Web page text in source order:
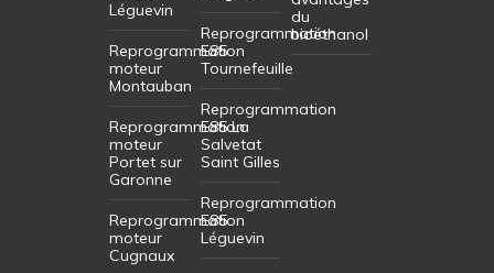
Léguevin
Reprogrammation
moteur
Montauban
Reprogrammation
moteur
Portet sur
Garonne
Reprogrammation
moteur
Cugnaux
Reprogrammation
E85
Tournefeuille
Reprogrammation
E85 La
Salvetat
Saint Gilles
Reprogrammation
E85
Léguevin
du
bioéthanol